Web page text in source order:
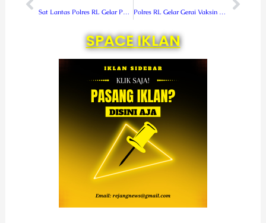
Sat Lantas Polres RL Gelar Patroli Jarak Jauh Polres RL Gelar Gerai Vaksin Presisi Mobile
SPACE IKLAN